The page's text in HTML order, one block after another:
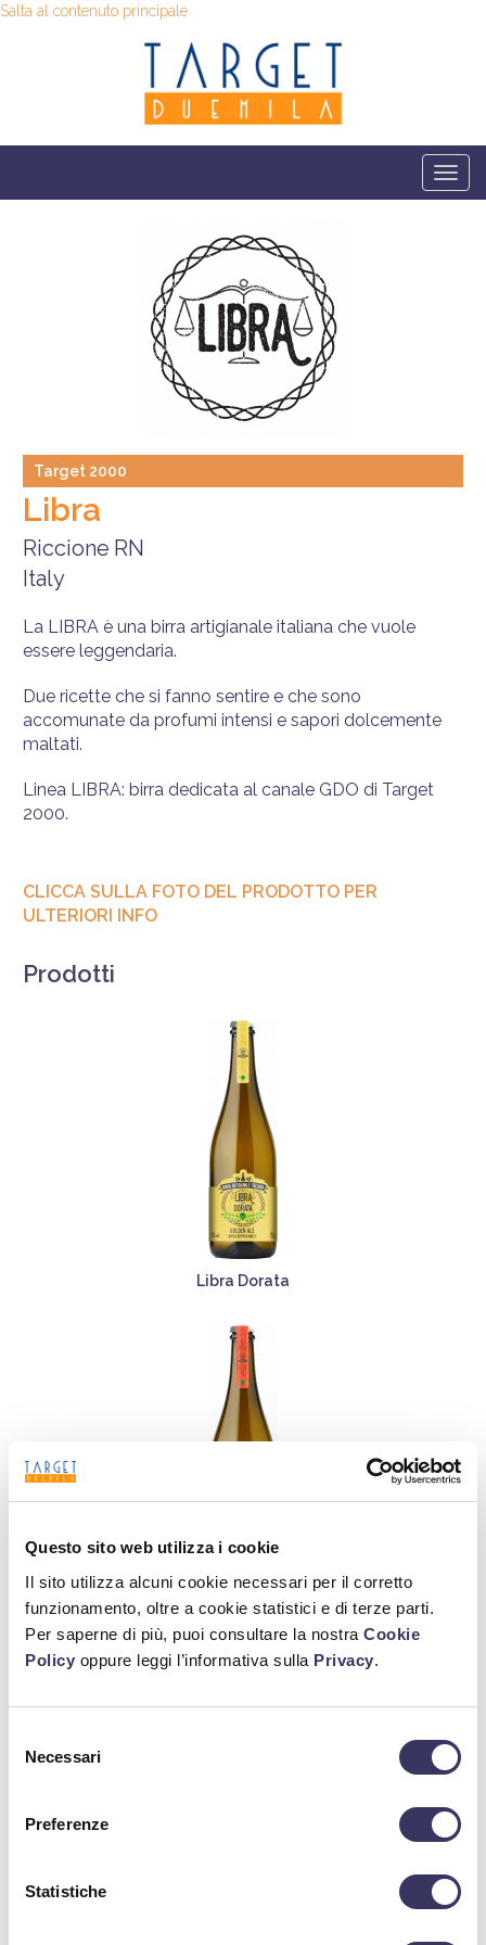
Questo sito web utilizza i cookie
Il sito utilizza alcuni cookie necessari per il corretto
funzionamento, oltre a cookie statistici e di terze parti.
Per saperne di più, puoi consultare la nostra Cookie
Policy oppure leggi l’informativa sulla Privacy.
delNecessari
Preferenze
Statistiche
Salta al contenuto principale
Target 2000
Libra
Riccione RN
Italy
La LIBRA è una birra artigianale italiana che vuole
essere leggendaria.
Due ricette che si fanno sentire e che sono
accomunate da profumi intensi e sapori dolcemente
maltati.
Linea LIBRA: birra dedicata al canale GDO di Target
2000.
CLICCA SULLA FOTO DEL PRODOTTO PER
ULTERIORI INFO
Prodotti
Libra Dorata
Libra Ramata
Ultime notizie